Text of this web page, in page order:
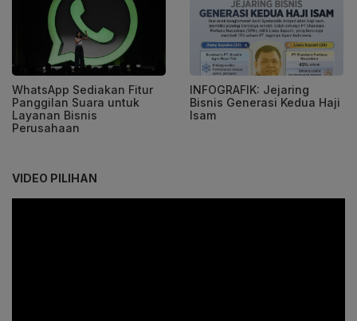
WhatsApp Sediakan Fitur
Panggilan Suara untuk
Layanan Bisnis
Perusahaan
INFOGRAFIK: Jejaring
Bisnis Generasi Kedua Haji
Isam
VIDEO PILIHAN